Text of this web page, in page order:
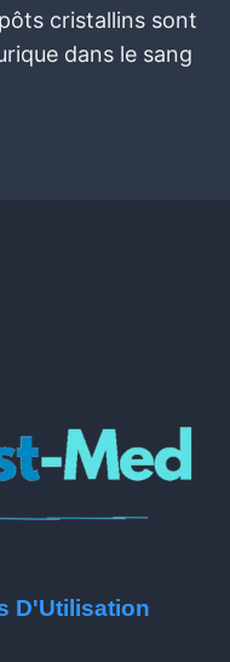
cristallins sont
dans le sang
D'Utilisation